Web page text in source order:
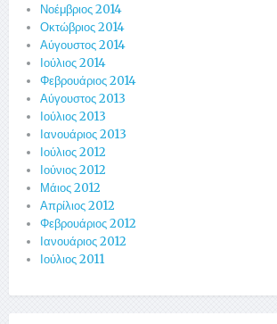
Νοέμβριος 2014
Οκτώβριος 2014
Αύγουστος 2014
Ιούλιος 2014
Φεβρουάριος 2014
Αύγουστος 2013
Ιούλιος 2013
Ιανουάριος 2013
Ιούλιος 2012
Ιούνιος 2012
Μάιος 2012
Απρίλιος 2012
Φεβρουάριος 2012
Ιανουάριος 2012
Ιούλιος 2011